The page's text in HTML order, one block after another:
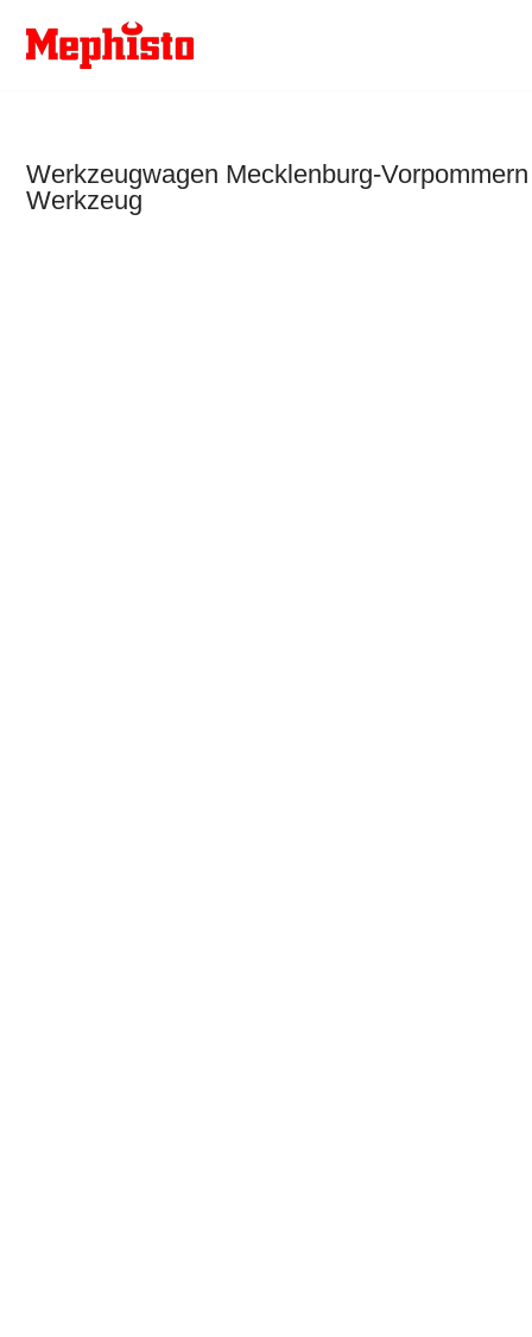
Zum
Werkzeugwagen Mecklenburg-
Werkzeug